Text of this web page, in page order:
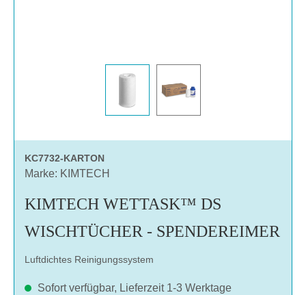
KC7732-KARTON
Marke: KIMTECH
KIMTECH WETTASK™ DS
WISCHTÜCHER - SPENDEREIMER
Luftdichtes Reinigungssystem
Sofort verfügbar, Lieferzeit 1-3 Werktage